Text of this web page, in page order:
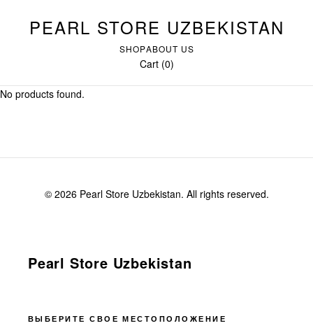
PEARL STORE UZBEKISTAN
SHOPABOUT US
Cart (0)
No products found.
© 2026 Pearl Store Uzbekistan. All rights reserved.
Pearl Store Uzbekistan
ВЫБЕРИТЕ СВОЕ МЕСТОПОЛОЖЕНИЕ